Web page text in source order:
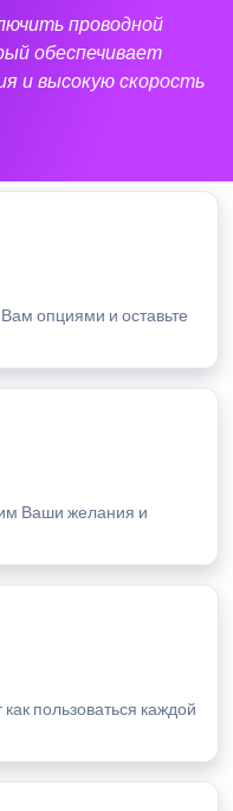
проводной
обеспечивает
и высокую скорость
опциями и оставьте
Ваши желания и
пользоваться каждой